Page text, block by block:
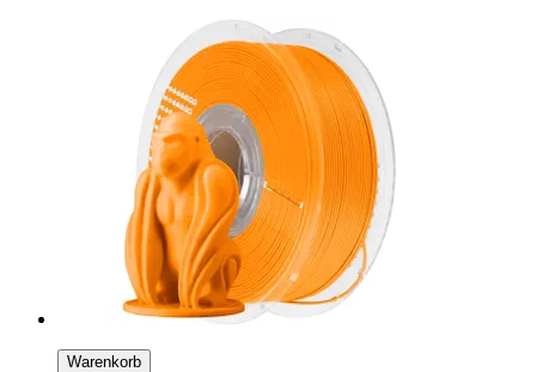
Warenkorb